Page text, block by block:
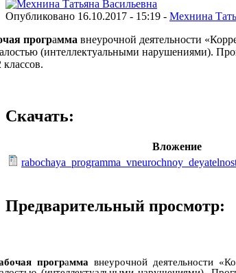
Опубликовано 16.10.2017 - 15:19 - Мехнина
программа внеурочной деятельности
(интеллектуальными нарушениями).
классов.
Скачать:
Вложение
Предварительный просмотр:
программавнеурочной деятельности